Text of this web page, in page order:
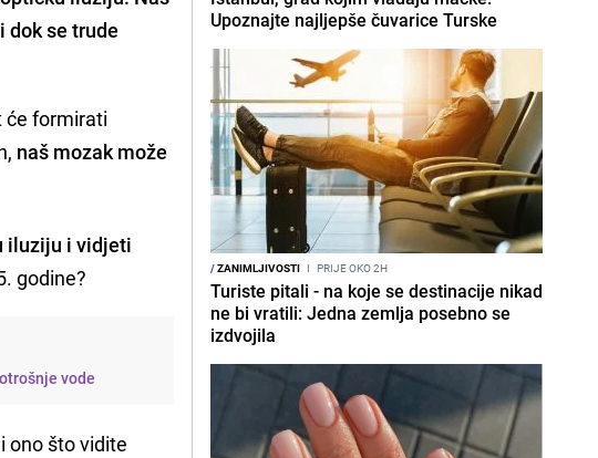
dok se trude
će formirati
naš mozak može
iluziju i vidjeti
godine?
vode
ono što vidite
Upoznajte najljepše čuvarice Turske
/ZANIMLJIVOSTI I PRIJE OKO 2H
Turiste pitali - na koje se destinacije nikad
ne bi vratili: Jedna zemlja posebno se
izdvojila